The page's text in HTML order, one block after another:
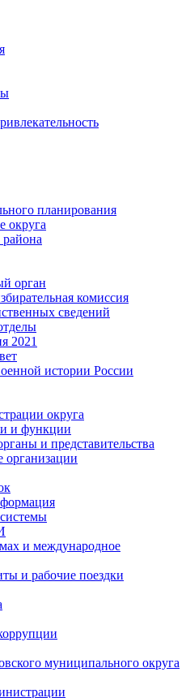
планирования
округа
орган
комиссия
сведений
2021
истории России
округа
и функции
и представительства
организации
и международное
и рабочие поездки
муниципального округа